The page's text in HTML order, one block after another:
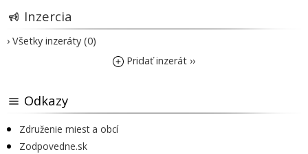
Inzercia
› Všetky inzeráty (0)
Pridať inzerát ››
Odkazy
Združenie miest a obcí
Zodpovedne.sk